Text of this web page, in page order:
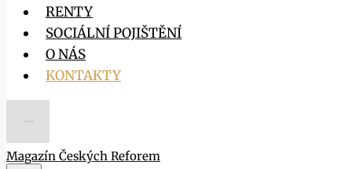
RENTY
SOCIÁLNÍ POJIŠTĚNÍ
O NÁS
KONTAKTY
Magazín Českých Reforem